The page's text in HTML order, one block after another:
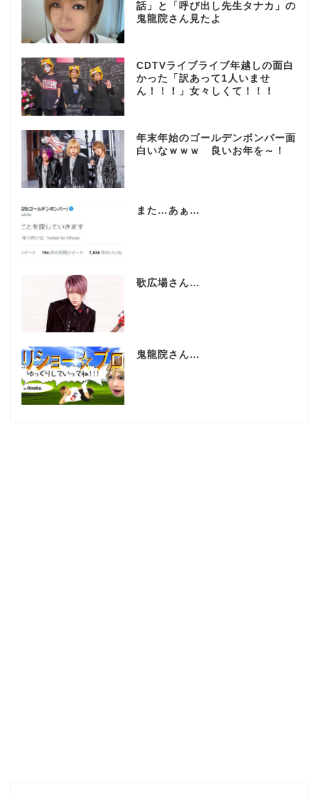
話」と「呼び出し先生タナカ」の
鬼龍院さん見たよ
CDTVライブライブ年越しの面白
かった「訳あって1人いませ
ん！！！」女々しくて！！！
年末年始のゴールデンボンバー面
白いなｗｗｗ 良いお年を～！
また…あぁ…
歌広場さん…
鬼龍院さん…